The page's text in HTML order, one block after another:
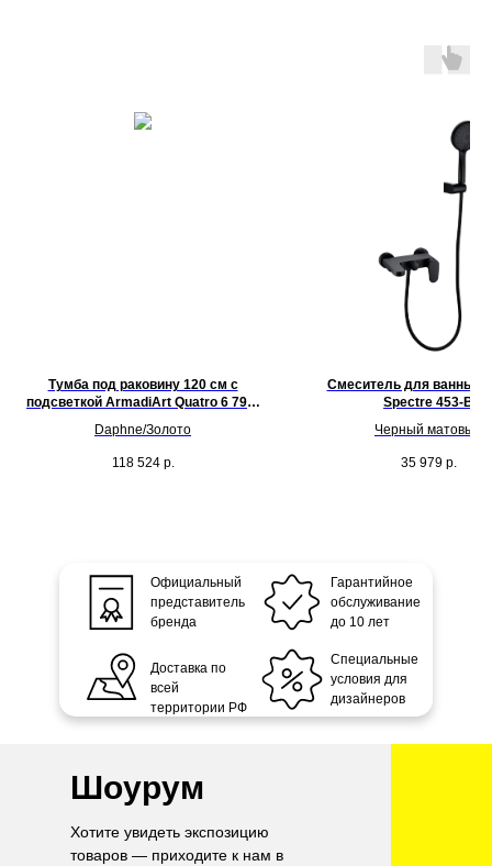
Тумба под раковину 120 см с
подсветкой ArmadiArt Quatro 6 790-
Daphne/Золото
118 524 р.
Смеситель для ванны
Spectre 453-B
Черный матовый
35 979 р.
Официальный
представитель
бренда
Доставка по
всей
территории РФ
Гарантийное
обслуживание
до 10 лет
Специальные
условия для
дизайнеров
Шоурум
Хотите увидеть экспозицию
товаров — приходите к нам в